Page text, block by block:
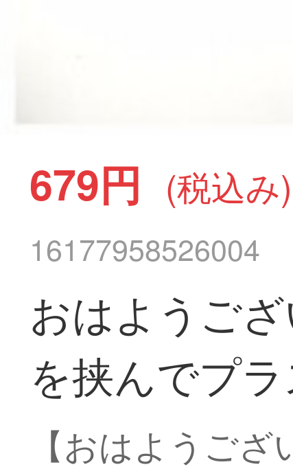
679円 (税込み)
16177958526004
おはようご
を挟んでプ
【おはようご